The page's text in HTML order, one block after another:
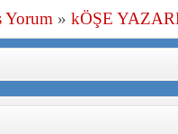
Yorum » kÖŞE